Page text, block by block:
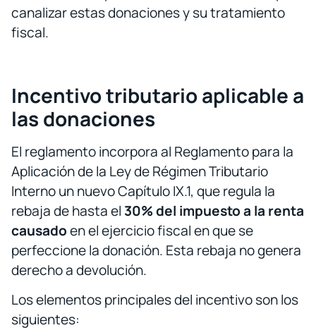
canalizar estas donaciones y su tratamiento
fiscal.
Incentivo tributario aplicable a
las donaciones
El reglamento incorpora al Reglamento para la
Aplicación de la Ley de Régimen Tributario
Interno un nuevo Capítulo IX.1, que regula la
rebaja de hasta el 30% del impuesto a la renta
causadoen el ejercicio fiscal en que se
perfeccione la donación. Esta rebaja no genera
derecho a devolución.
Los elementos principales del incentivo son los
siguientes: